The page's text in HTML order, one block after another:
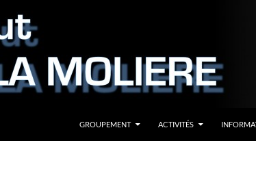
GROUPEMENT ACTIVITÉS